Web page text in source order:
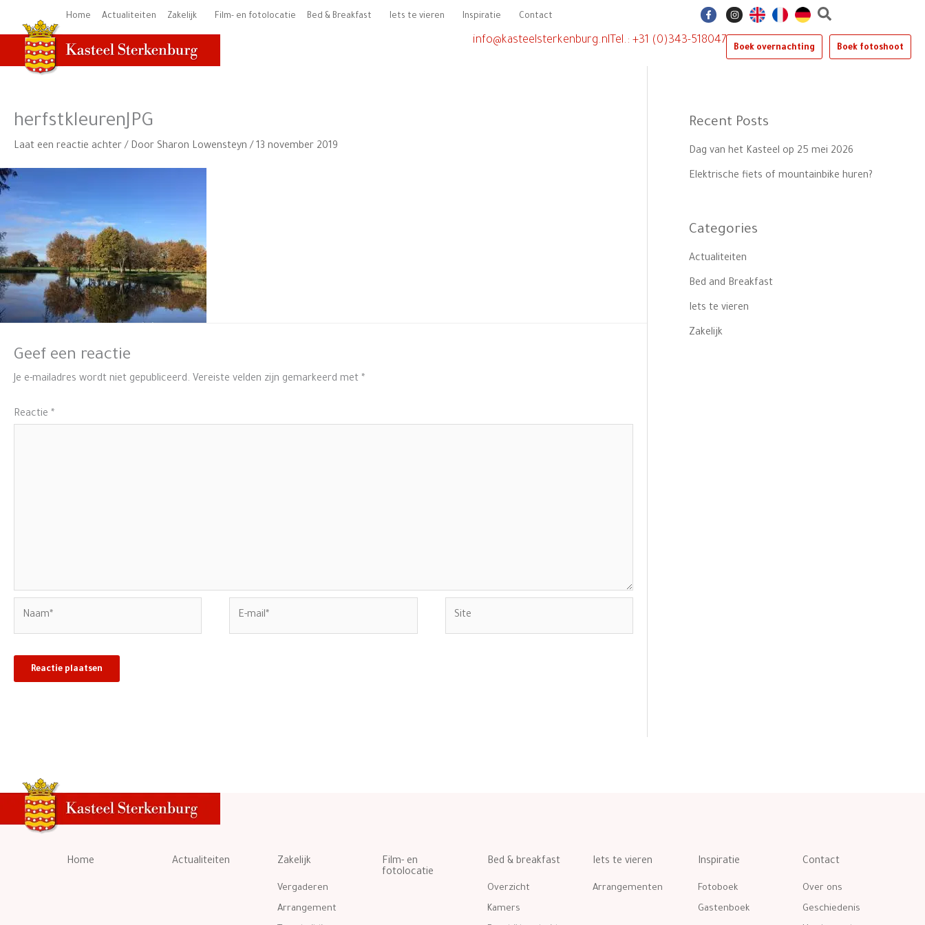
inhoud
Home Actualiteiten Zakelijk Film- en fotolocatie Bed & Breakfast Iets te vieren Inspiratie Contact
F
a
e
I
n
t
a
Boek overnachting Boek fotoshoot
Tel.: +31 (0)343-518047
info@kasteelsterkenburg.nl
herfstkleurenJPG
Laat een reactie achter / Door Sharon Lowensteyn / 13 november 2019
Geef een reactie
Je e-mailadres wordt niet gepubliceerd. Vereiste velden zijn gemarkeerd met *
Reactie *
Recent Posts
Dag van het Kasteel op 25 mei 2026
Elektrische fiets of mountainbike huren?
Categories
Actualiteiten
Bed and Breakfast
Iets te vieren
Zakelijk
Home Actualiteiten Zakelijk
Vergaderen
Arrangement
Film- en
fotolocatie
Bed & breakfast
Overzicht
Kamers
Iets te vieren
Arrangementen
Inspiratie
Fotoboek
Gastenboek
Contact
Over ons
Geschiedenis